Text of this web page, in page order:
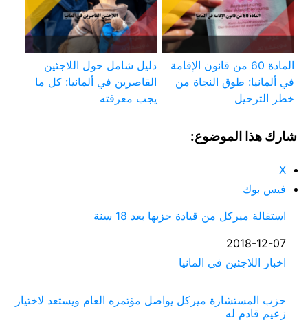
المادة 60 من قانون الإقامة
في ألمانيا: طوق النجاة من
خطر الترحيل
دليل شامل حول اللاجئين
القاصرين في ألمانيا: كل ما
يجب معرفته
شارك هذا الموضوع:
X
فيس بوك
استقالة ميركل من قيادة حزبها بعد 18 سنة
التاريخ
2018-12-07
في ما يتعلق بما يأتي
اخبار اللاجئين في المانيا
حزب المستشارة ميركل يواصل مؤتمره العام ويستعد لاختيار
زعيم قادم له